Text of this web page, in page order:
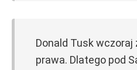
Donald Tusk wczoraj
prawa. Dlatego pod